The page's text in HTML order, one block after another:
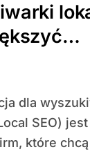
dla
SEO)
które